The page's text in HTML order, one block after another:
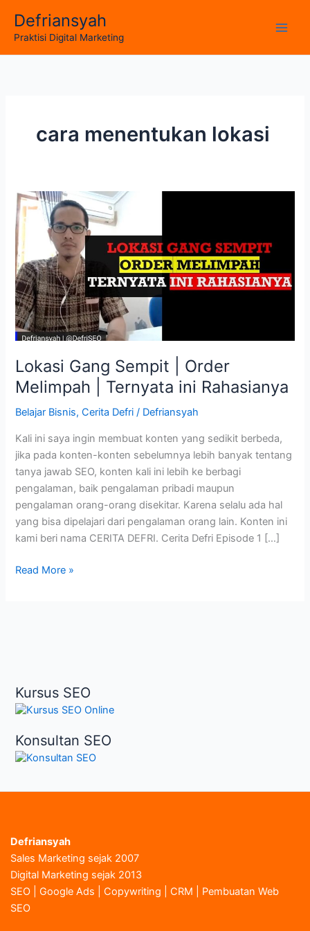
content
Defriansyah
Praktisi Digital Marketing
cara menentukan lokasi
Lokasi Gang Sempit | Order
Melimpah | Ternyata ini Rahasianya
Belajar Bisnis,Cerita Defri / Defriansyah
Kali ini saya ingin membuat konten yang sedikit berbeda,
jika pada konten-konten sebelumnya lebih banyak tentang
tanya jawab SEO, konten kali ini lebih ke berbagi
pengalaman, baik pengalaman pribadi maupun
pengalaman orang-orang disekitar. Karena selalu ada hal
yang bisa dipelajari dari pengalaman orang lain. Konten ini
kami beri nama CERITA DEFRI. Cerita Defri Episode 1 […]
Lokasi
Ternyata
ini
Read More »
Kursus SEO
Konsultan SEO
Defriansyah
Sales Marketing sejak 2007
Digital Marketing sejak 2013
SEO | Google Ads | Copywriting | CRM | Pembuatan Web
SEO